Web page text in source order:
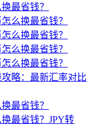
最省钱？
么换最省钱？
么换最省钱？
么换最省钱？
么换最省钱？
略：最新汇率对比
最省钱？
最省钱？JPY转